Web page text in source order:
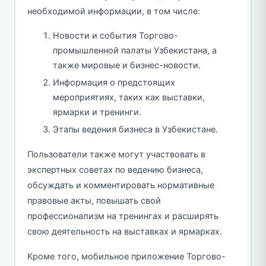
необходимой информации, в том числе:
Новости и события Торгово-
промышленной палаты Узбекистана, а
также мировые и бизнес-новости.
Информация о предстоящих
мероприятиях, таких как выставки,
ярмарки и тренинги.
Этапы ведения бизнеса в Узбекистане.
Пользователи также могут участвовать в
экспертных советах по ведению бизнеса,
обсуждать и комментировать нормативные
правовые акты, повышать свой
профессионализм на тренингах и расширять
свою деятельность на выставках и ярмарках.
Кроме того, мобильное приложение Торгово-